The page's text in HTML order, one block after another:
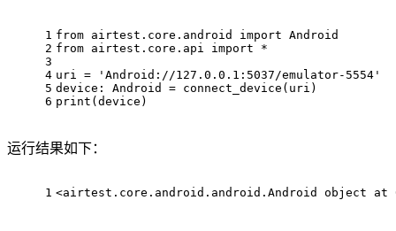
1
2
3
4
5
6
from airtest.core.android import Android
from airtest.core.api import *
uri =
'Android://127.0.0.1:5037/emulator-5554'
device: Android = connect_device(uri)
print (device)
运行结果如下：
1 <airtest .core .android .android .Android object at